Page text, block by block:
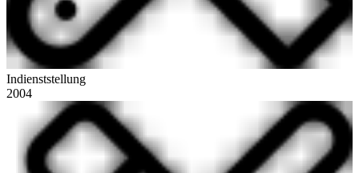
Indienststellung
2004